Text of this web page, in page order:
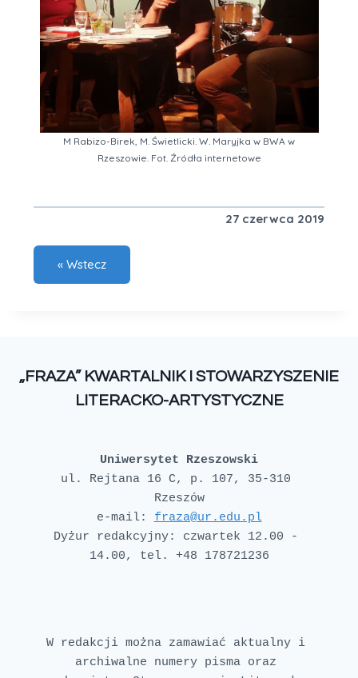
M Rabizo-Birek, M. Świetlicki. W. Maryjka w BWA w
Rzeszowie. Fot. Źródła internetowe
27 czerwca 2019
„FRAZA” KWARTALNIK I STOWARZYSZENIE
LITERACKO-ARTYSTYCZNE
Uniwersytet Rzeszowski
ul. Rejtana 16 C, p. 107, 35-310
Rzeszów
e-mail: fraza@ur.edu.pl
Dyżur redakcyjny: czwartek 12.00 -
W redakcji można zamawiać aktualny i
archiwalne numery pisma oraz